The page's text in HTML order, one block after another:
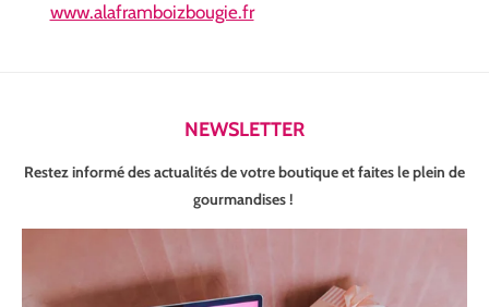
www.alaframboizbougie.fr
NEWSLETTER
Restez informé des actualités de votre boutique et faites le plein de
gourmandises !